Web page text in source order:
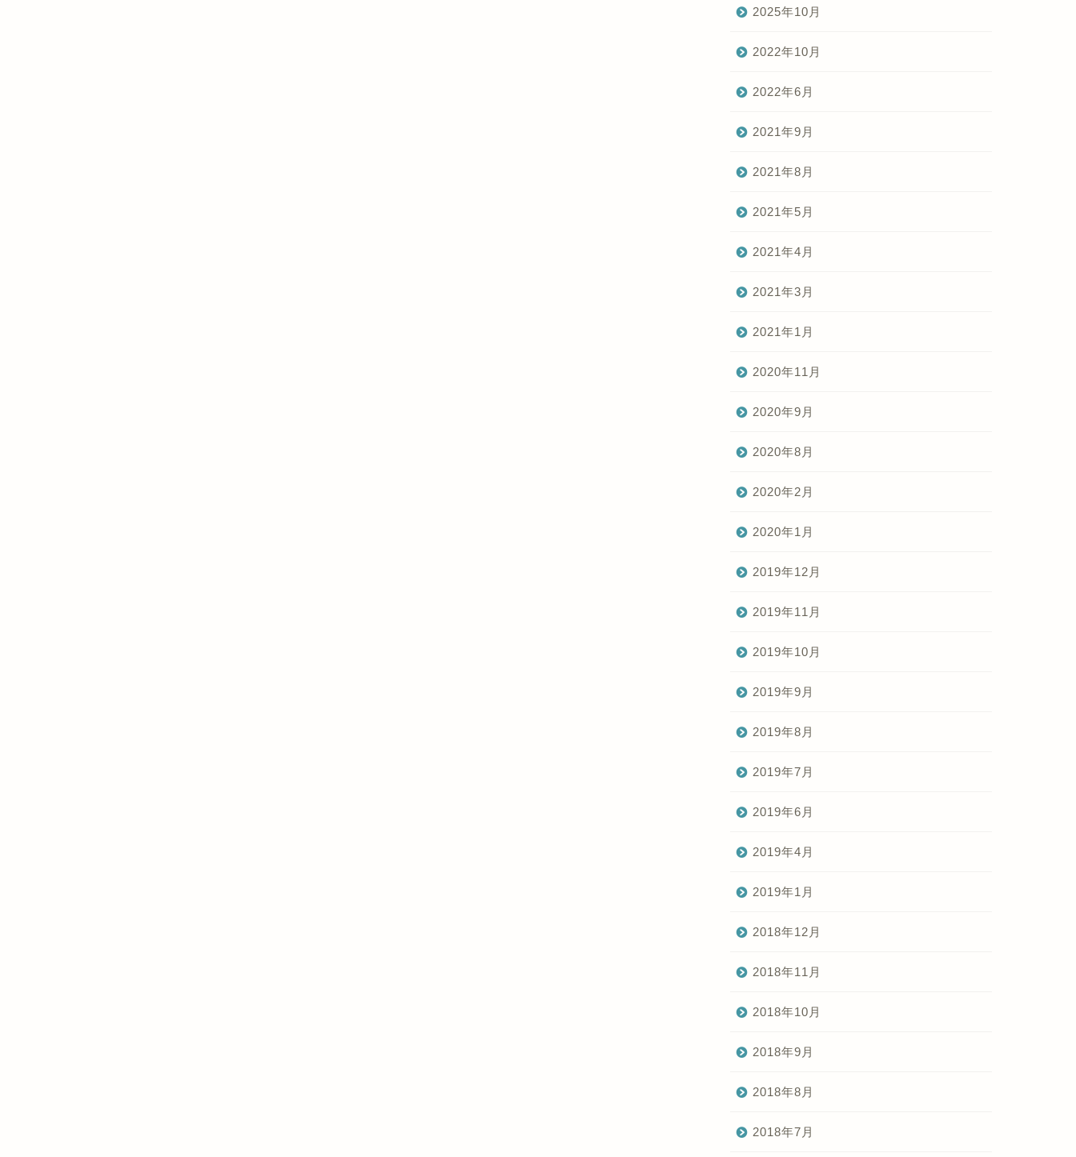
2025年10月
2022年10月
2022年6月
2021年9月
2021年8月
2021年5月
2021年4月
2021年3月
2021年1月
2020年11月
2020年9月
2020年8月
2020年2月
2020年1月
2019年12月
2019年11月
2019年10月
2019年9月
2019年8月
2019年7月
2019年6月
2019年4月
2019年1月
2018年12月
2018年11月
2018年10月
2018年9月
2018年8月
2018年7月